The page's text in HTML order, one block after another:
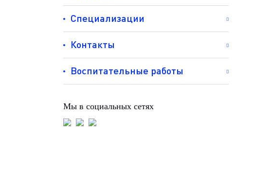
Специализации
Контакты
Воспитательные работы
Мы в социальных сетях